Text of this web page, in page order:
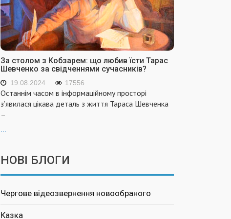
За столом з Кобзарем: що любив їсти Тарас
Шевченко за свідченнями сучасників?
19.08.2024 17556
Останнім часом в інформаційному просторі
з’явилася цікава деталь з життя Тараса Шевченка
–
...
НОВІ БЛОГИ
Чергове відеозвернення новообраного
Казка